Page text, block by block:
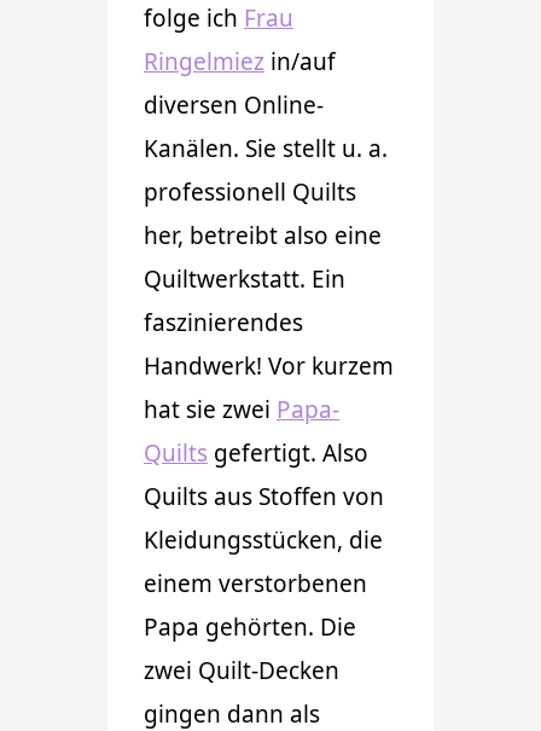
folge ich Frau
Ringelmiez in/auf
diversen Online-
Kanälen. Sie stellt u. a.
professionell Quilts
her, betreibt also eine
Quiltwerkstatt. Ein
faszinierendes
Handwerk! Vor kurzem
hat sie zwei Papa-
Quilts gefertigt. Also
Quilts aus Stoffen von
Kleidungsstücken, die
einem verstorbenen
Papa gehörten. Die
zwei Quilt-Decken
gingen dann als